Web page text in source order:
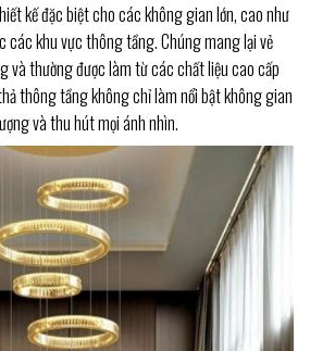
kế đặc biệt cho các không gian lớn, cao như
các khu vực thông tầng. Chúng mang lại vẻ
và thường được làm từ các chất liệu cao cấp
thông tầng không chỉ làm nổi bật không gian
và thu hút mọi ánh nhìn.